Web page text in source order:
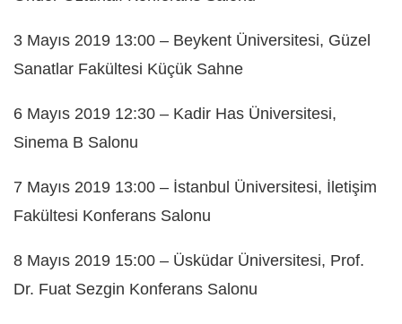
3 Mayıs 2019 13:00 – Beykent Üniversitesi, Güzel
Sanatlar Fakültesi Küçük Sahne
6 Mayıs 2019 12:30 – Kadir Has Üniversitesi,
Sinema B Salonu
7 Mayıs 2019 13:00 – İstanbul Üniversitesi, İletişim
Fakültesi Konferans Salonu
8 Mayıs 2019 15:00 – Üsküdar Üniversitesi, Prof.
Dr. Fuat Sezgin Konferans Salonu